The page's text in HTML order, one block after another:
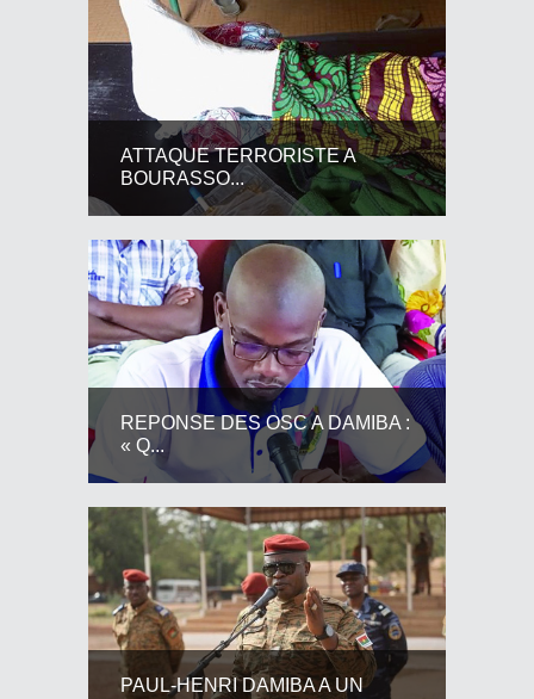
ATTAQUE TERRORISTE A
BOURASSO...
REPONSE DES OSC A DAMIBA :
« Q...
PAUL-HENRI DAMIBA A UN